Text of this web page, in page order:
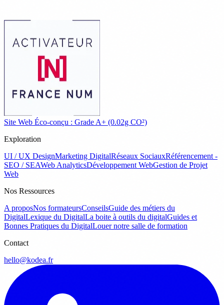
Site Web Éco-conçu : Grade A+ (0.02g CO²)
Exploration
UI / UX DesignMarketing DigitalRéseaux SociauxRéférencement -
SEO / SEAWeb AnalyticsDéveloppement WebGestion de Projet
Web
Nos Ressources
A proposNos formateursConseilsGuide des métiers du
DigitalLexique du DigitalLa boite à outils du digitalGuides et
Bonnes Pratiques du DigitalLouer notre salle de formation
Contact
hello@kodea.fr